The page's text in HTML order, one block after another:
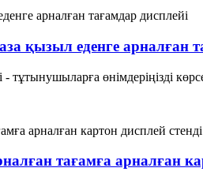
қызыл еденге арналған
өнімдеріңізді
тағамға арналған